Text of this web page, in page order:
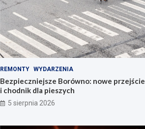
REMONTY WYDARZENIA
Bezpieczniejsze Borówno: nowe przejście
i chodnik dla pieszych
5 sierpnia 2026